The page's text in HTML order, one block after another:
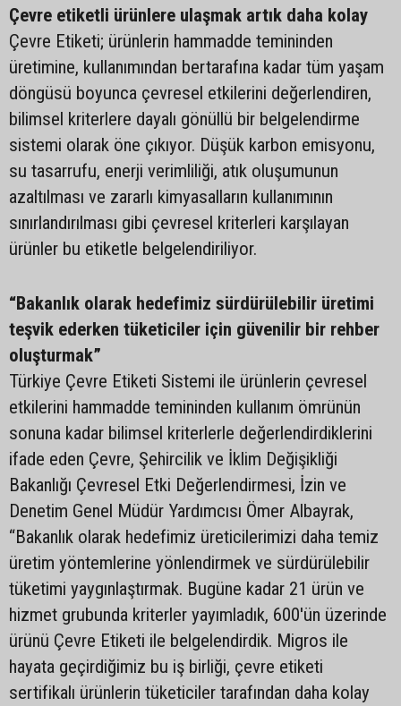
Çevre etiketli ürünlere ulaşmak artık daha kolay
Çevre Etiketi; ürünlerin hammadde temininden
üretimine, kullanımından bertarafına kadar tüm yaşam
döngüsü boyunca çevresel etkilerini değerlendiren,
bilimsel kriterlere dayalı gönüllü bir belgelendirme
sistemi olarak öne çıkıyor. Düşük karbon emisyonu,
su tasarrufu, enerji verimliliği, atık oluşumunun
azaltılması ve zararlı kimyasalların kullanımının
sınırlandırılması gibi çevresel kriterleri karşılayan
ürünler bu etiketle belgelendiriliyor.
“Bakanlık olarak hedefimiz sürdürülebilir üretimi
teşvik ederken tüketiciler için güvenilir bir rehber
oluşturmak”
Türkiye Çevre Etiketi Sistemi ile ürünlerin çevresel
etkilerini hammadde temininden kullanım ömrünün
sonuna kadar bilimsel kriterlerle değerlendirdiklerini
ifade eden Çevre, Şehircilik ve İklim Değişikliği
Bakanlığı Çevresel Etki Değerlendirmesi, İzin ve
Denetim Genel Müdür Yardımcısı Ömer Albayrak,
“Bakanlık olarak hedefimiz üreticilerimizi daha temiz
üretim yöntemlerine yönlendirmek ve sürdürülebilir
tüketimi yaygınlaştırmak. Bugüne kadar 21 ürün ve
hizmet grubunda kriterler yayımladık, 600'ün üzerinde
ürünü Çevre Etiketi ile belgelendirdik. Migros ile
hayata geçirdiğimiz bu iş birliği, çevre etiketi
sertifikalı ürünlerin tüketiciler tarafından daha kolay